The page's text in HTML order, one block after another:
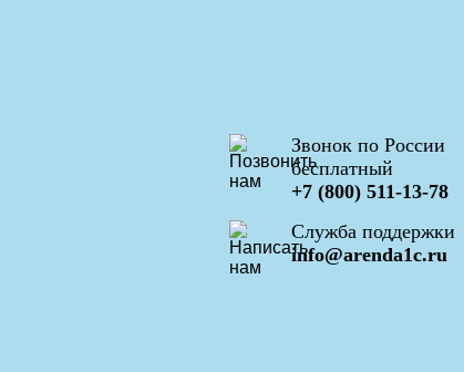
Звонок по России
бесплатный
+7 (800) 511-13-78
Служба поддержки
info@arenda1c.ru